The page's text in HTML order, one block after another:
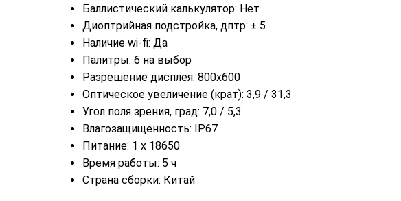
Баллистический калькулятор: Нет
Диоптрийная подстройка, дптр: ± 5
Наличие wi-fi: Да
Палитры: 6 на выбор
Разрешение дисплея: 800х600
Оптическое увеличение (крат): 3,9 / 31,3
Угол поля зрения, град: 7,0 / 5,3
Влагозащищенность: IP67
Питание: 1 x 18650
Время работы: 5 ч
Страна сборки: Китай